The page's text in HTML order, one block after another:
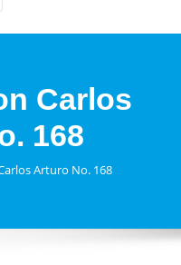
Carlos
168
Arturo No. 168